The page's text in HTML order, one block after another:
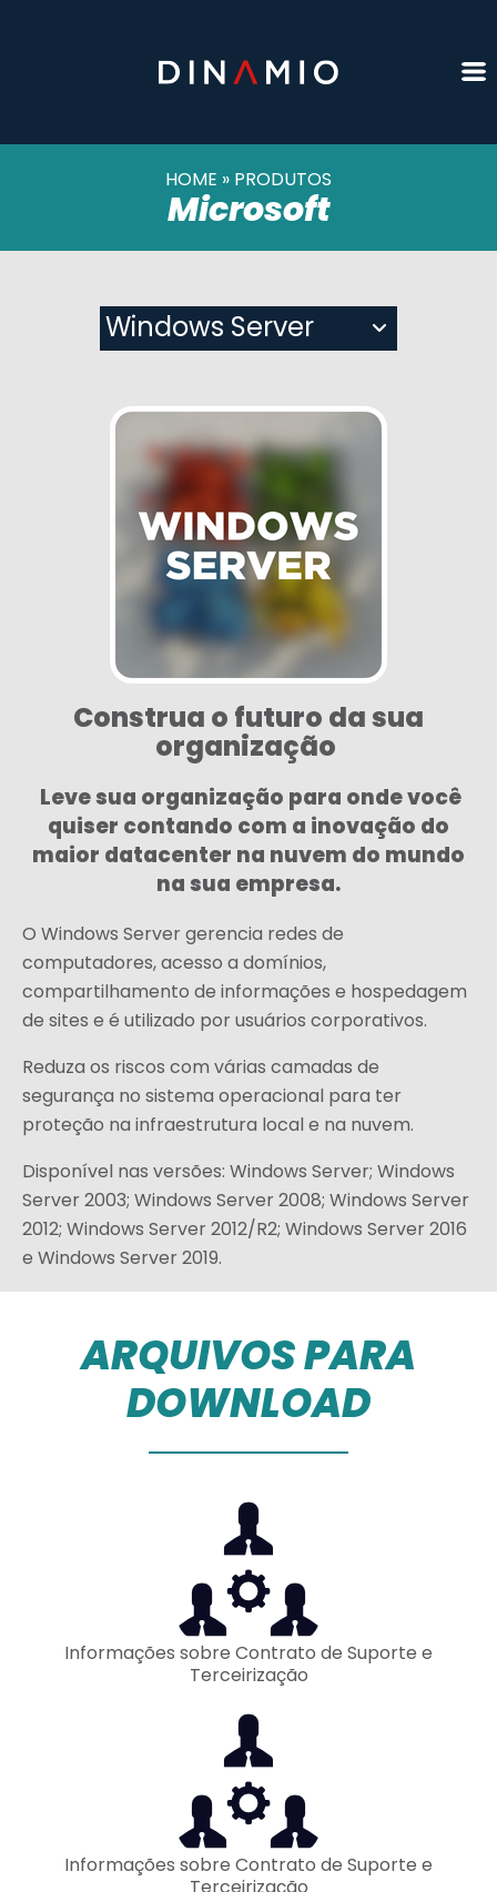
HOME »PRODUTOS
Microsoft
Construa o futuro da sua
organização
Leve sua organização para onde você
quiser contando com a inovação do
maior datacenter na nuvem do mundo
na sua empresa.
O Windows Server gerencia redes de
computadores, acesso a domínios,
compartilhamento de informações e hospedagem
de sites e é utilizado por usuários corporativos.
Reduza os riscos com várias camadas de
segurança no sistema operacional para ter
proteção na infraestrutura local e na nuvem.
Disponível nas versões: Windows Server; Windows
Server 2003; Windows Server 2008; Windows Server
2012; Windows Server 2012/R2; Windows Server 2016
e Windows Server 2019.
ARQUIVOS PARA
DOWNLOAD
Informações sobre Contrato de Suporte e
Terceirização
Informações sobre Contrato de Suporte e